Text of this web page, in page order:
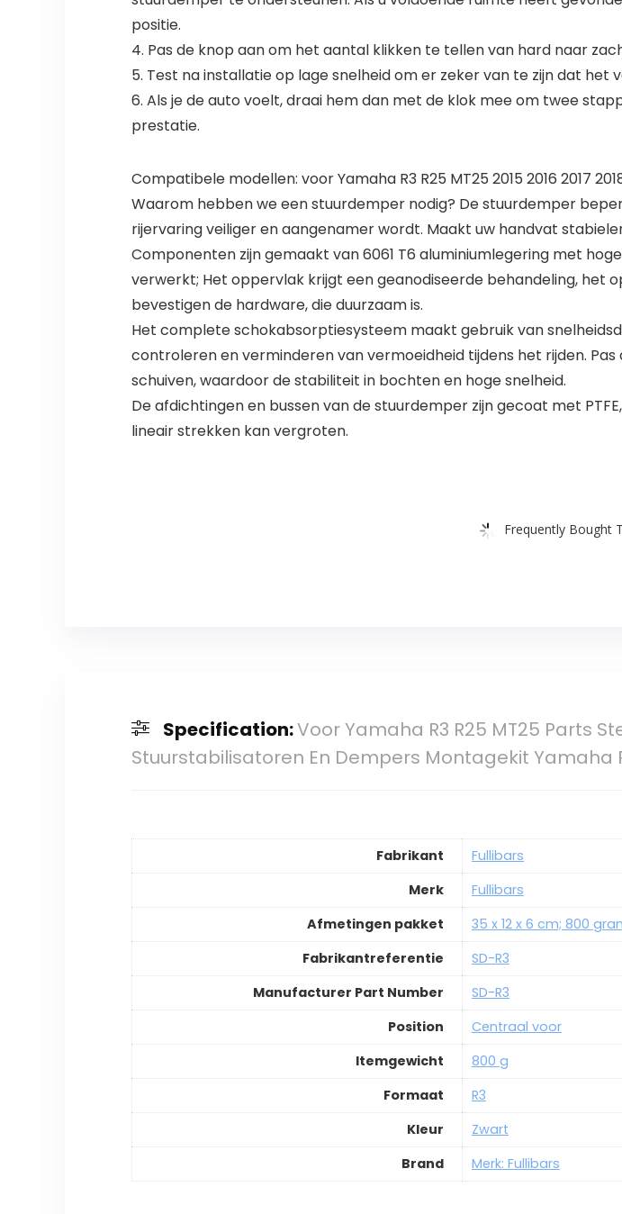
positie.
4. Pas de knop aan om het aantal klikken te tellen van hard naar
5. Test na installatie op lage snelheid om er zeker van te zijn dat het
6. Als je de auto voelt, draai hem dan met de klok mee om twee
prestatie.
Compatibele modellen: voor Yamaha R3 R25 MT25 2015 2016 2017
Waarom hebben we een stuurdemper nodig? De stuurdemper
rijervaring veiliger en aangenamer wordt. Maakt uw handvat
Componenten zijn gemaakt van 6061 T6 aluminiumlegering met
verwerkt; Het oppervlak krijgt een geanodiseerde behandeling, het
bevestigen de hardware, die duurzaam is.
Het complete schokabsorptiesysteem maakt gebruik van
controleren en verminderen van vermoeidheid tijdens het rijden.
schuiven, waardoor de stabiliteit in bochten en hoge snelheid.
De afdichtingen en bussen van de stuurdemper zijn gecoat met
lineair strekken kan vergroten.
Frequently Bought
Specification:Voor Yamaha R3 R25 MT25 Parts
Stuurstabilisatoren En Dempers Montagekit Yamaha
Fabrikant
Fullibars
Merk
Fullibars
Afmetingen pakket
35 x 12 x 6 cm; 800
Fabrikantreferentie
SD-R3
Manufacturer Part Number
SD-R3
Position
Centraal voor
Itemgewicht
800 g
Formaat
R3
Kleur
Zwart
Brand
Merk: Fullibars